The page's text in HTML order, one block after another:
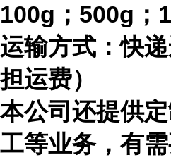
100g；500g；
运输方式：快
担运费）
本公司还提供
工等业务，有